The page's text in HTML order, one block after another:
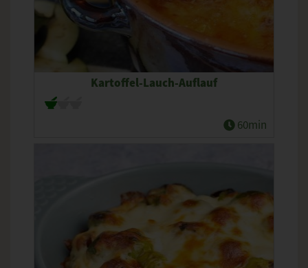
Kartoffel-Lauch-Auflauf
60min